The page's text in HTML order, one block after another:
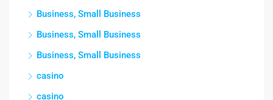
Business, Small Business
Business, Small Business
Business, Small Business
casino
casino